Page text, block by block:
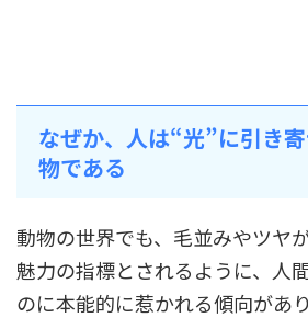
なぜか、人は“光”に引き
物である
動物の世界でも、毛並みやツヤ
魅力の指標とされるように、人
のに本能的に惹かれる傾向があり